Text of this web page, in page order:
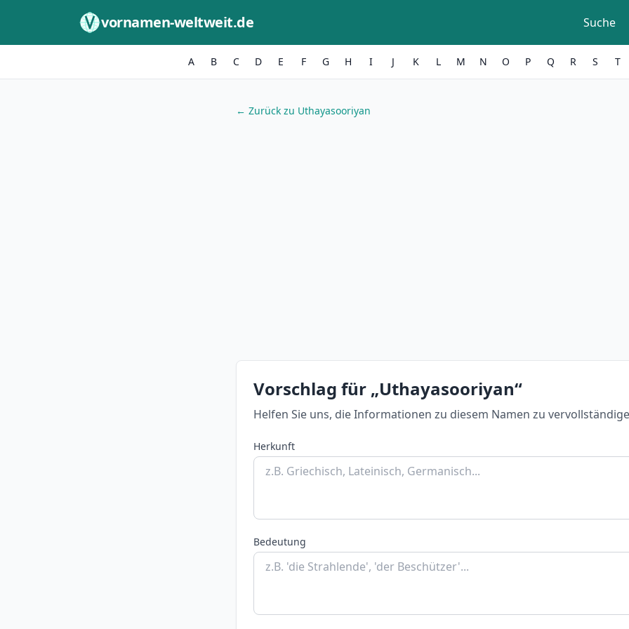
vornamen-weltweit.de Suche
A B C D E F G H I J K L M N O P Q R S T
← Zurück zu Uthayasooriyan
Vorschlag für „Uthayasooriyan“
Helfen Sie uns, die Informationen zu diesem Namen zu
Herkunft
Bedeutung